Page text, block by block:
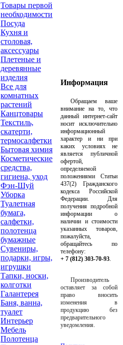
Товары первой
необходимости
Посуда
Кухня и
столовая,
аксессуары
Плетеные и
деревянные
изделия
Все для
комнатных
растений
Канцтовары
Текстиль,
скатерти,
термосалфетки
Бытовая химия
Косметические
средства,
гигиена, уход
Фэн-Шуй
Уборка
Туалетная
бумага,
салфетки,
полотенца
бумажные
Сувениры,
подарки, игры,
игрушки
Тапки, носки,
колготки
Галантерея
Баня, ванна,
туалет
Интерьер
Мебель
Полотенца
Информация
Обращаем ваше
внимание на то, что
данный интернет-сайт
носит исключительно
информационный
характер и ни при
каких условиях не
является публичной
офертой,
определяемой
положениями Статьи
437(2) Гражданского
кодекса Российской
Федерации. Для
получения подробной
информации о
наличии и стоимости
указанных товаров,
пожалуйста,
обращайтесь по
телефону:
+ 7 (812) 303-70-93.
Производитель
оставляет за собой
право вносить
изменения в
продукцию без
предварительного
уведомления.